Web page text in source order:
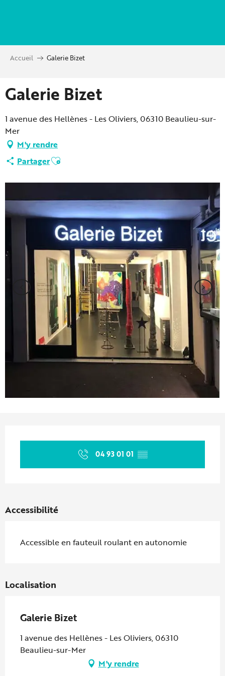
principal
Accueil Galerie Bizet
Galerie Bizet
1 avenue des Hellènes - Les Oliviers, 06310 Beaulieu-sur-
Mer
M'y rendre
PartagerAjouter aux favoris
04 93 01 01 ▒▒
Accessibilité
Accessible en fauteuil roulant en autonomie
Localisation
Galerie Bizet
1 avenue des Hellènes - Les Oliviers, 06310
Beaulieu-sur-Mer
M'y rendre